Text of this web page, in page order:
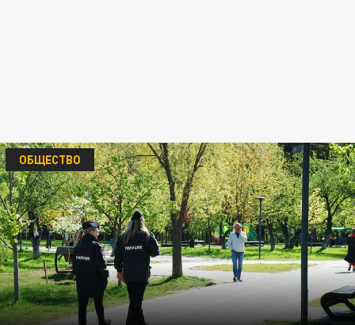
ОБЩЕСТВО